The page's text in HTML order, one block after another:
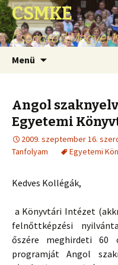
CSMKE
Csongrád Megyei
Menü
Angol
Egyetemi
2009. szeptember 16.
Tanfolyam
Egyetemi
Kedves Kollégák,
a Könyvtári Intézet
felnőttképzési
őszére meghirdeti 60
programját Angol